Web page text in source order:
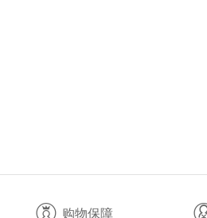
购物保障